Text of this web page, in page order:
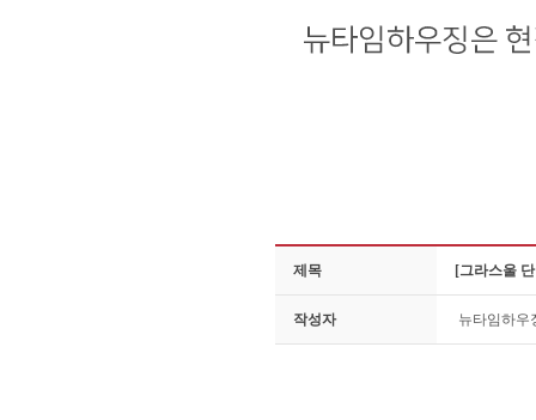
제목 [그라스울
작성자 뉴타임하우